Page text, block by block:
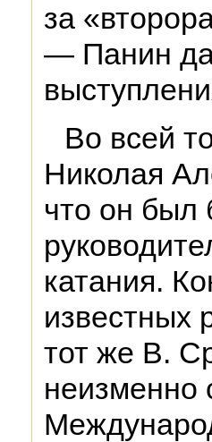
за
— Панин
Во всей
Николая
что он был
катания.
известных
тот же В.
неизменно